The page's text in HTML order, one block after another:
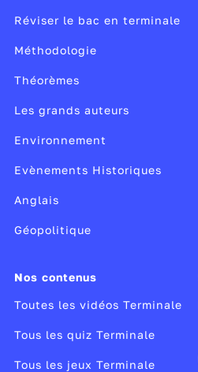
Réviser le bac en terminale
Méthodologie
Théorèmes
Les grands auteurs
Environnement
Evènements Historiques
Anglais
Géopolitique
Nos contenus
Toutes les vidéos Terminale
Tous les quiz Terminale
Tous les jeux Terminale